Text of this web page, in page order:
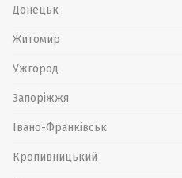
Донецьк
Житомир
Ужгород
Запоріжжя
Івано-Франківськ
Кропивницький